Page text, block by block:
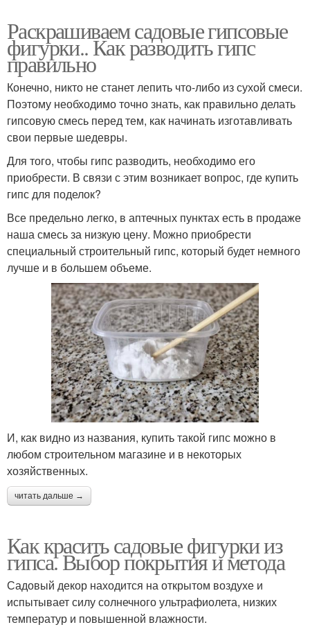
Раскрашиваем садовые гипсовые
фигурки.. Как разводить гипс
правильно
Конечно, никто не станет лепить что-либо из сухой смеси.
Поэтому необходимо точно знать, как правильно делать
гипсовую смесь перед тем, как начинать изготавливать
свои первые шедевры.
Для того, чтобы гипс разводить, необходимо его
приобрести. В связи с этим возникает вопрос, где купить
гипс для поделок?
Все предельно легко, в аптечных пунктах есть в продаже
наша смесь за низкую цену. Можно приобрести
специальный строительный гипс, который будет немного
лучше и в большем объеме.
И, как видно из названия, купить такой гипс можно в
любом строительном магазине и в некоторых
хозяйственных.
читать дальше →
Как красить садовые фигурки из
гипса. Выбор покрытия и метода
Садовый декор находится на открытом воздухе и
испытывает силу солнечного ультрафиолета, низких
температур и повышенной влажности.